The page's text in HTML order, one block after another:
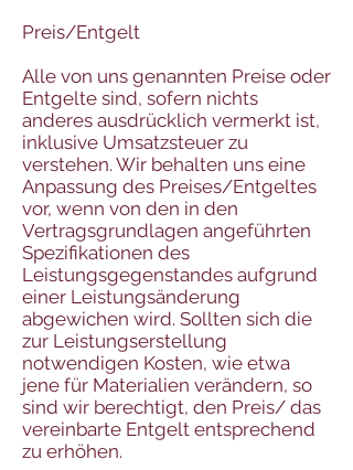
Preis/Entgelt
Alle von uns genannten Preise oder
Entgelte sind, sofern nichts
anderes ausdrücklich vermerkt ist,
inklusive Umsatzsteuer zu
verstehen. Wir behalten uns eine
Anpassung des Preises/Entgeltes
vor, wenn von den in den
Vertragsgrundlagen angeführten
Spezifikationen des
Leistungsgegenstandes aufgrund
einer Leistungsänderung
abgewichen wird. Sollten sich die
zur Leistungserstellung
notwendigen Kosten, wie etwa
jene für Materialien verändern, so
sind wir berechtigt, den Preis/ das
vereinbarte Entgelt entsprechend
zu erhöhen.